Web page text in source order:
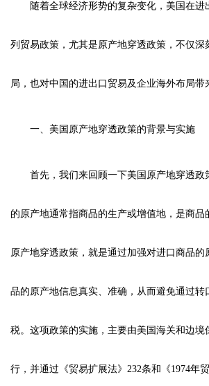
随着全球经济形势的复杂变化，美国在进
列贸易政策，尤其是原产地穿透政策，不仅深
局，也对中国的进出口贸易及企业海外布局带
一、美国原产地穿透政策的背景与实施
首先，我们来回顾一下美国原产地穿透政
的原产地通常指商品的生产或增值地，是商品
原产地穿透政策，就是通过加强对进口商品的
品的原产地信息真实、准确，从而避免通过转
税。这项政策的实施，主要由美国海关和边境
行，并通过《贸易扩展法》232条和《1974年